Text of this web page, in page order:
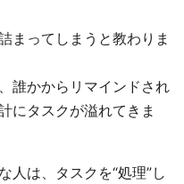
まってしまうと教わりま
誰かからリマインドされ
にタスクが溢れてきま
人は、タスクを“処理”し